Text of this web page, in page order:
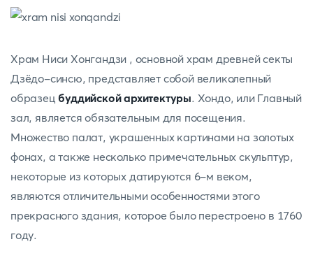
Храм Ниси Хонгандзи , основной храм древней секты
Дзёдо-синсю, представляет собой великолепный
образецбуддийской архитектуры. Хондо, или Главный
зал, является обязательным для посещения.
Множество палат, украшенных картинами на золотых
фонах, а также несколько примечательных скульптур,
некоторые из которых датируются 6-м веком,
являются отличительными особенностями этого
прекрасного здания, которое было перестроено в 1760
году.